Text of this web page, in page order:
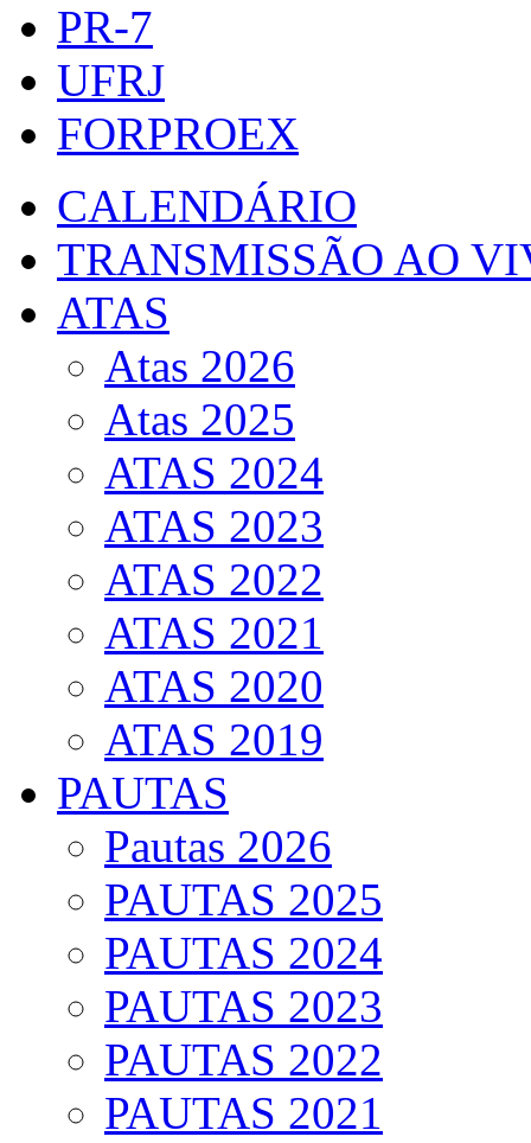
PR-7
UFRJ
FORPROEX
CALENDÁRIO
TRANSMISSÃO AO
ATAS
Atas 2026
Atas 2025
ATAS 2024
ATAS 2023
ATAS 2022
ATAS 2021
ATAS 2020
ATAS 2019
PAUTAS
Pautas 2026
PAUTAS 2025
PAUTAS 2024
PAUTAS 2023
PAUTAS 2022
PAUTAS 2021